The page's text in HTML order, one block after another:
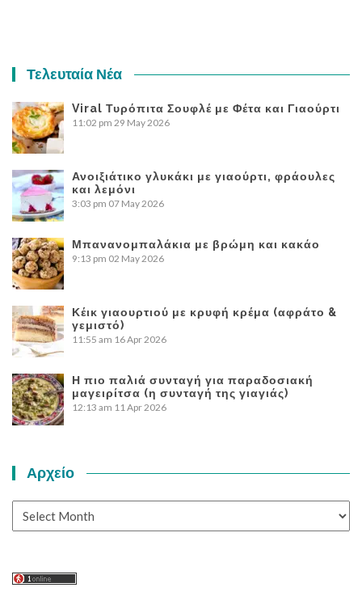
Τελευταία Νέα
Viral Τυρόπιτα Σουφλέ με Φέτα και Γιαούρτι
11:02 pm 29 May 2026
Ανοιξιάτικο γλυκάκι με γιαούρτι, φράουλες
και λεμόνι
3:03 pm 07 May 2026
Μπανανομπαλάκια με βρώμη και κακάο
9:13 pm 02 May 2026
Κέικ γιαουρτιού με κρυφή κρέμα (αφράτο &
γεμιστό)
11:55 am 16 Apr 2026
Η πιο παλιά συνταγή για παραδοσιακή
μαγειρίτσα (η συνταγή της γιαγιάς)
12:13 am 11 Apr 2026
Αρχείο